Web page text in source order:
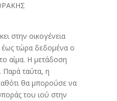
στην οικογένεια
τώρα δεδομένα ο
αίμα. Η μετάδοση
Παρά ταύτα, η
θα μπορούσε να
του ιού στην